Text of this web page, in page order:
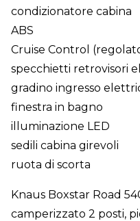
condizionatore cabina
ABS
Cruise Control
specchietti retrovisori
gradino ingresso
finestra in bagno
illuminazione LED
sedili cabina girevoli
ruota di scorta
Knaus Boxstar Road
camperizzato 2 posti,